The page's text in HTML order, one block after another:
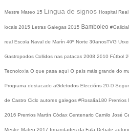
Mestre Mateo 15 Lingua de signos Hospital Real
locais 2015 Letras Galegas 2015 Bamboleo
real Escola Naval de Marín 40º Norte 30anosTVG
Gastropodos Collidos nas patacas 2008 2010 Fútbol
Tecnoloxía O que pasa aquí O país máis grande do
Programa destacado aGdetodos Eleccións 20-D
de Castro Ciclo autores galegos #Rosalía180 Premios
2016 Premios Martín Códax Centenario Camilo José
Mestre Mateo 2017 Irmandades da Fala Debate